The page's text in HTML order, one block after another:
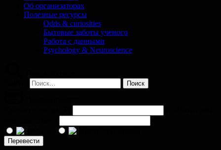
Об организаторах
Полезные ресурсы
Odds & curiosities
Бытовые заботы ученого
Работа с данными
Psychology & Neuroscience